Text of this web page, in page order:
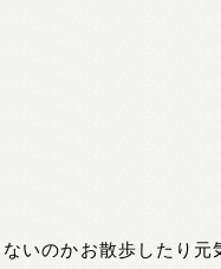
いのかお散歩したり元